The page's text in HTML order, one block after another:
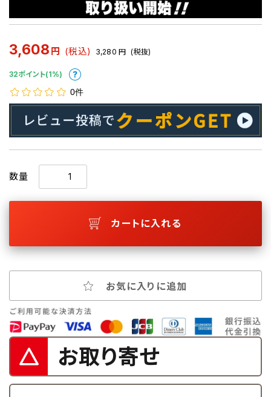
3,608 円 (税込) 3,280 円 (税抜)
32ポイント(1%)
0件
数量
カートに入れる
お気に入りに追加
お取り寄せ